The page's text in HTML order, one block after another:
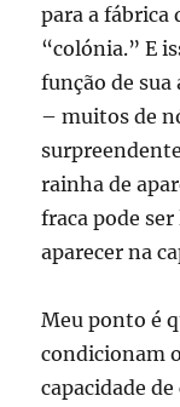
para a fábrica
“colónia.” E
função de sua
– muitos de
rainha de
fraca pode
aparecer na
Meu ponto é
condicionam
capacidade